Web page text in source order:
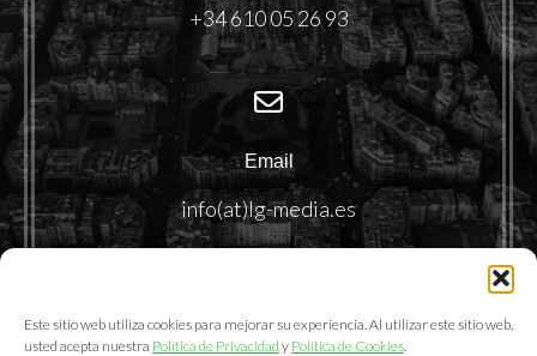
Este sitio web utiliza cookies para mejorar su experiencia. Al utilizar este sitio web,
usted acepta nuestra Política de Privacidad y Política de Cookies.
+34 610 05 26 93
Email
info(at)lg-media.es